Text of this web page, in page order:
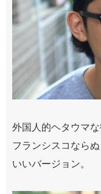
外国人的ヘタウマ
フランシスコなら
いいバージョン。